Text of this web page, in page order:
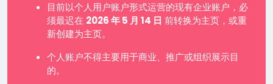
目前以个人用户账户形式运营的现有企业账户，必
须最迟在 2026 年 5 月 14 日 前转换为主页，或重
新创建为主页。
个人账户不得主要用于商业、推广或组织展示目
的。